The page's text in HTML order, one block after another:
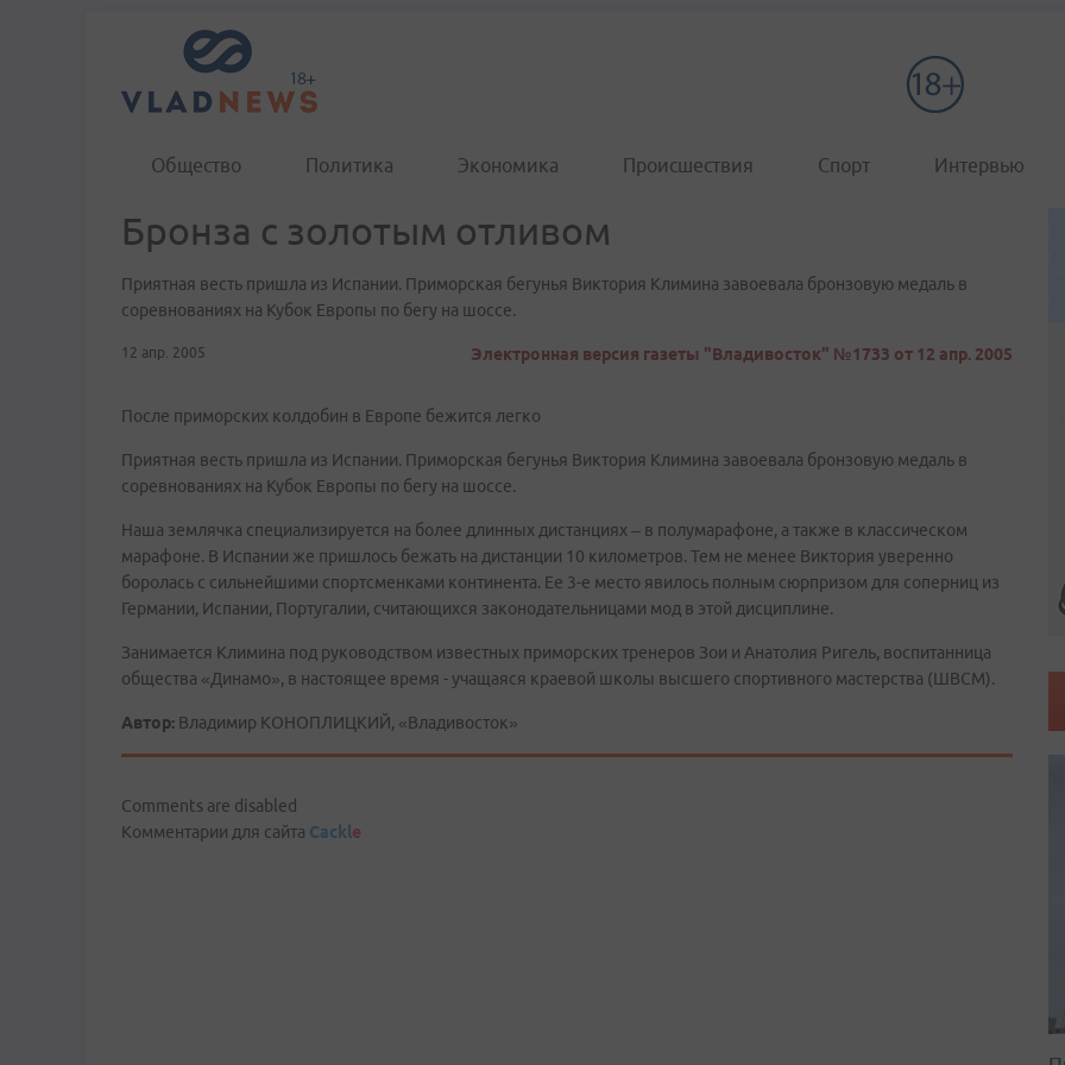
Общество Политика Экономика Происшествия Спорт Интервью
Бронза с золотым отливом
Приятная весть пришла из Испании. Приморская бегунья Виктория Климина завоевала бронзовую медаль в
соревнованиях на Кубок Европы по бегу на шоссе.
12 апр. 2005 Электронная версия газеты "Владивосток" №1733 от 12 апр. 2005
После приморских колдобин в Европе бежится легко
Приятная весть пришла из Испании. Приморская бегунья Виктория Климина завоевала бронзовую медаль в
соревнованиях на Кубок Европы по бегу на шоссе.
Наша землячка специализируется на более длинных дистанциях – в полумарафоне, а также в классическом
марафоне. В Испании же пришлось бежать на дистанции 10 километров. Тем не менее Виктория уверенно
боролась с сильнейшими спортсменками континента. Ее 3-е место явилось полным сюрпризом для соперниц из
Германии, Испании, Португалии, считающихся законодательницами мод в этой дисциплине.
Занимается Климина под руководством известных приморских тренеров Зои и Анатолия Ригель, воспитанница
общества «Динамо», в настоящее время - учащаяся краевой школы высшего спортивного мастерства (ШВСМ).
Автор: Владимир КОНОПЛИЦКИЙ, «Владивосток»
Comments are disabled
Комментарии для сайта Cackle